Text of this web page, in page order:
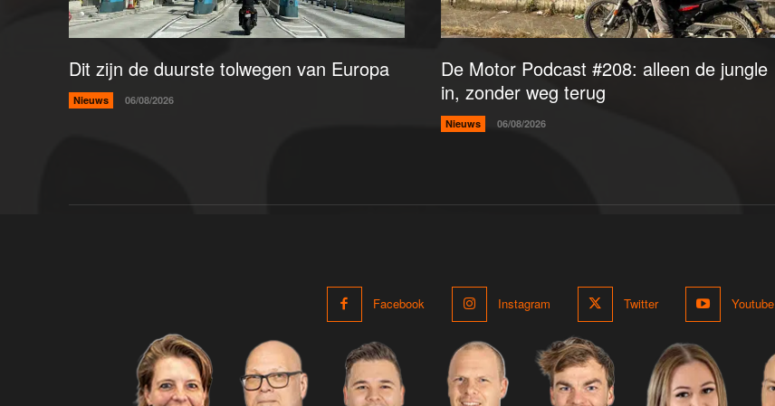
Dit zijn de duurste tolwegen van Europa
Nieuws 06/08/2026
De Motor Podcast #208: alleen de jungle
in, zonder weg terug
Nieuws 06/08/2026
Facebook Instagram Twitter Youtube